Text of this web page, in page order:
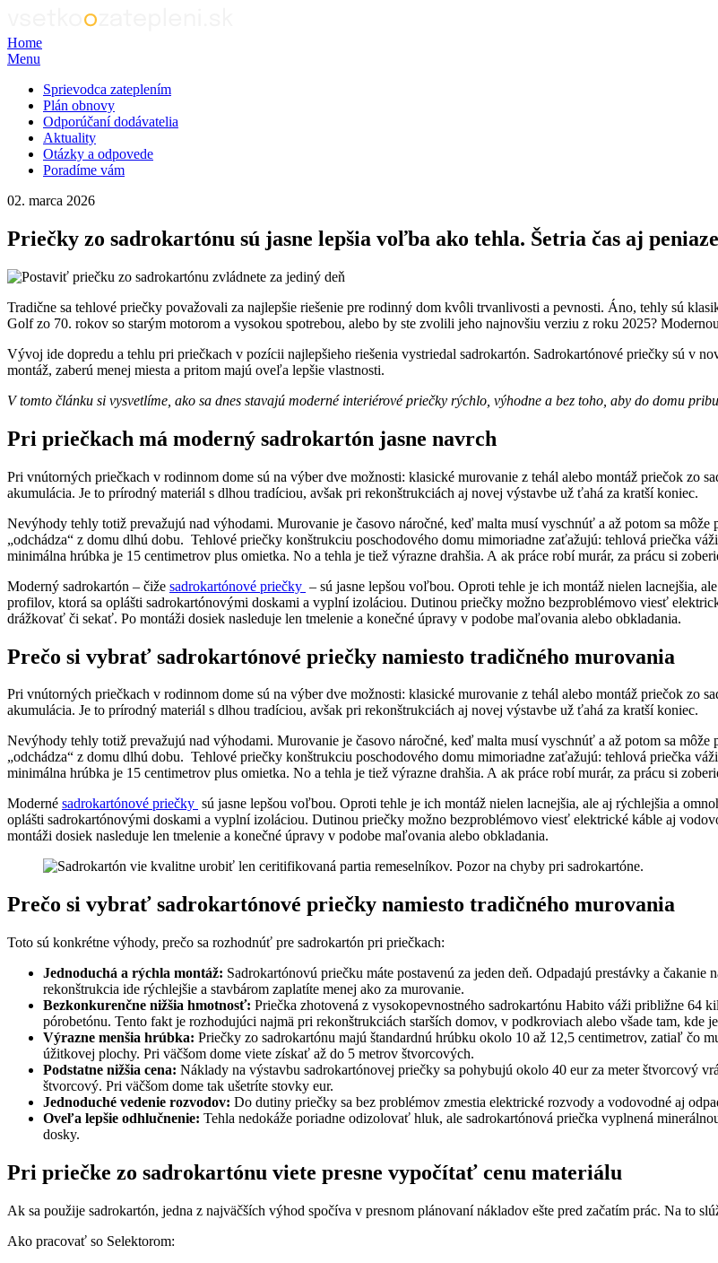
Home
Menu
Sprievodca zateplením
Plán obnovy
Odporúčaní dodávatelia
Aktuality
Otázky a odpovede
Poradíme vám
02. marca 2026
Priečky zo sadrokartónu sú jasne lepšia voľba ako tehla. Šetria čas aj peniaze
Tradične sa tehlové priečky považovali za najlepšie riešenie pre rodinný dom kvôli trvanlivosti a pevnosti. Áno, tehly sú
Golf zo 70. rokov so starým motorom a vysokou spotrebou, alebo by ste zvolili jeho najnovšiu verziu z roku 2025?
Vývoj ide dopredu a tehlu pri priečkach v pozícii najlepšieho riešenia vystriedal sadrokartón. Sadrokartónové priečky sú v
montáž, zaberú menej miesta a pritom majú oveľa lepšie vlastnosti.
V tomto článku si vysvetlíme, ako sa dnes stavajú moderné interiérové priečky rýchlo, výhodne a bez toho, aby do domu
Pri priečkach má moderný sadrokartón jasne navrch
Pri vnútorných priečkach v rodinnom dome sú na výber dve možnosti: klasické murovanie z tehál alebo montáž priečok zo
akumulácia. Je to prírodný materiál s dlhou tradíciou, avšak pri rekonštrukciách aj novej výstavbe už ťahá za kratší koniec.
Nevýhody tehly totiž prevažujú nad výhodami. Murovanie je časovo náročné, keď malta musí vyschnúť a až potom sa
„odchádza“ z domu dlhú dobu. Tehlové priečky konštrukciu poschodového domu mimoriadne zaťažujú: tehlová priečka
minimálna hrúbka je 15 centimetrov plus omietka. No a tehla je tiež výrazne drahšia. A ak práce robí murár, za prácu si
Moderný sadrokartón – čiže sadrokartónové priečky – sú jasne lepšou voľbou. Oproti tehle je ich montáž nielen lacnejšia,
profilov, ktorá sa oplášti sadrokartónovými doskami a vyplní izoláciou. Dutinou priečky možno bezproblémovo viesť
drážkovať či sekať. Po montáži dosiek nasleduje len tmelenie a konečné úpravy v podobe maľovania alebo obkladania.
Prečo si vybrať sadrokartónové priečky namiesto tradičného murovania
Pri vnútorných priečkach v rodinnom dome sú na výber dve možnosti: klasické murovanie z tehál alebo montáž priečok zo
akumulácia. Je to prírodný materiál s dlhou tradíciou, avšak pri rekonštrukciách aj novej výstavbe už ťahá za kratší koniec.
Nevýhody tehly totiž prevažujú nad výhodami. Murovanie je časovo náročné, keď malta musí vyschnúť a až potom sa
„odchádza“ z domu dlhú dobu. Tehlové priečky konštrukciu poschodového domu mimoriadne zaťažujú: tehlová priečka
minimálna hrúbka je 15 centimetrov plus omietka. No a tehla je tiež výrazne drahšia. A ak práce robí murár, za prácu si
Moderné sadrokartónové priečky sú jasne lepšou voľbou. Oproti tehle je ich montáž nielen lacnejšia, ale aj rýchlejšia a
oplášti sadrokartónovými doskami a vyplní izoláciou. Dutinou priečky možno bezproblémovo viesť elektrické káble aj
montáži dosiek nasleduje len tmelenie a konečné úpravy v podobe maľovania alebo obkladania.
Prečo si vybrať sadrokartónové priečky namiesto tradičného murovania
Toto sú konkrétne výhody, prečo sa rozhodnúť pre sadrokartón pri priečkach:
Jednoduchá a rýchla montáž: Sadrokartónovú priečku máte postavenú za jeden deň. Odpadajú prestávky a
rekonštrukcia ide rýchlejšie a stavbárom zaplatíte menej ako za murovanie.
Bezkonkurenčne nižšia hmotnosť: Priečka zhotovená z vysokopevnostného sadrokartónu Habito váži približne 64
pórobetónu. Tento fakt je rozhodujúci najmä pri rekonštrukciách starších domov, v podkroviach alebo všade tam, kde
Výrazne menšia hrúbka: Priečky zo sadrokartónu majú štandardnú hrúbku okolo 10 až 12,5 centimetrov, zatiaľ čo
úžitkovej plochy. Pri väčšom dome viete získať až do 5 metrov štvorcových.
Podstatne nižšia cena: Náklady na výstavbu sadrokartónovej priečky sa pohybujú okolo 40 eur za meter štvorcový
štvorcový. Pri väčšom dome tak ušetríte stovky eur.
Jednoduché vedenie rozvodov: Do dutiny priečky sa bez problémov zmestia elektrické rozvody a vodovodné aj
Oveľa lepšie odhlučnenie: Tehla nedokáže poriadne odizolovať hluk, ale sadrokartónová priečka vyplnená
dosky.
Pri priečke zo sadrokartónu viete presne vypočítať cenu materiálu
Ak sa použije sadrokartón, jedna z najväčších výhod spočíva v presnom plánovaní nákladov ešte pred začatím prác. Na to
Ako pracovať so Selektorom: